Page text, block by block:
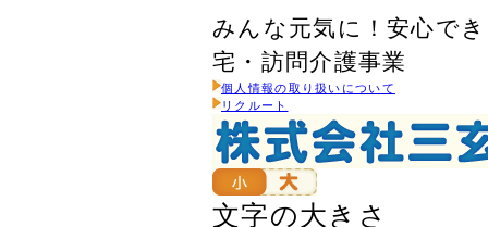
みんな元気に！安心で
宅・訪問介護事業
個人情報の取り扱いについて
リクルート
文字の大きさ